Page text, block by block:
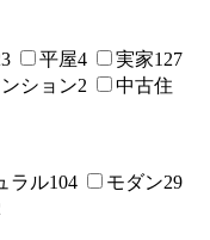
平屋4 実家127
ション2
中古住
ラル104 モダン29